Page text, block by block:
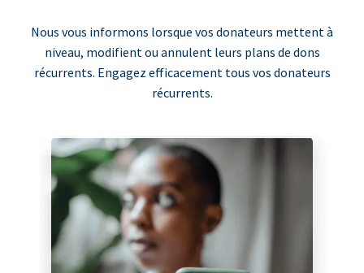
Nous vous informons lorsque vos donateurs mettent à
niveau, modifient ou annulent leurs plans de dons
récurrents. Engagez efficacement tous vos donateurs
récurrents.